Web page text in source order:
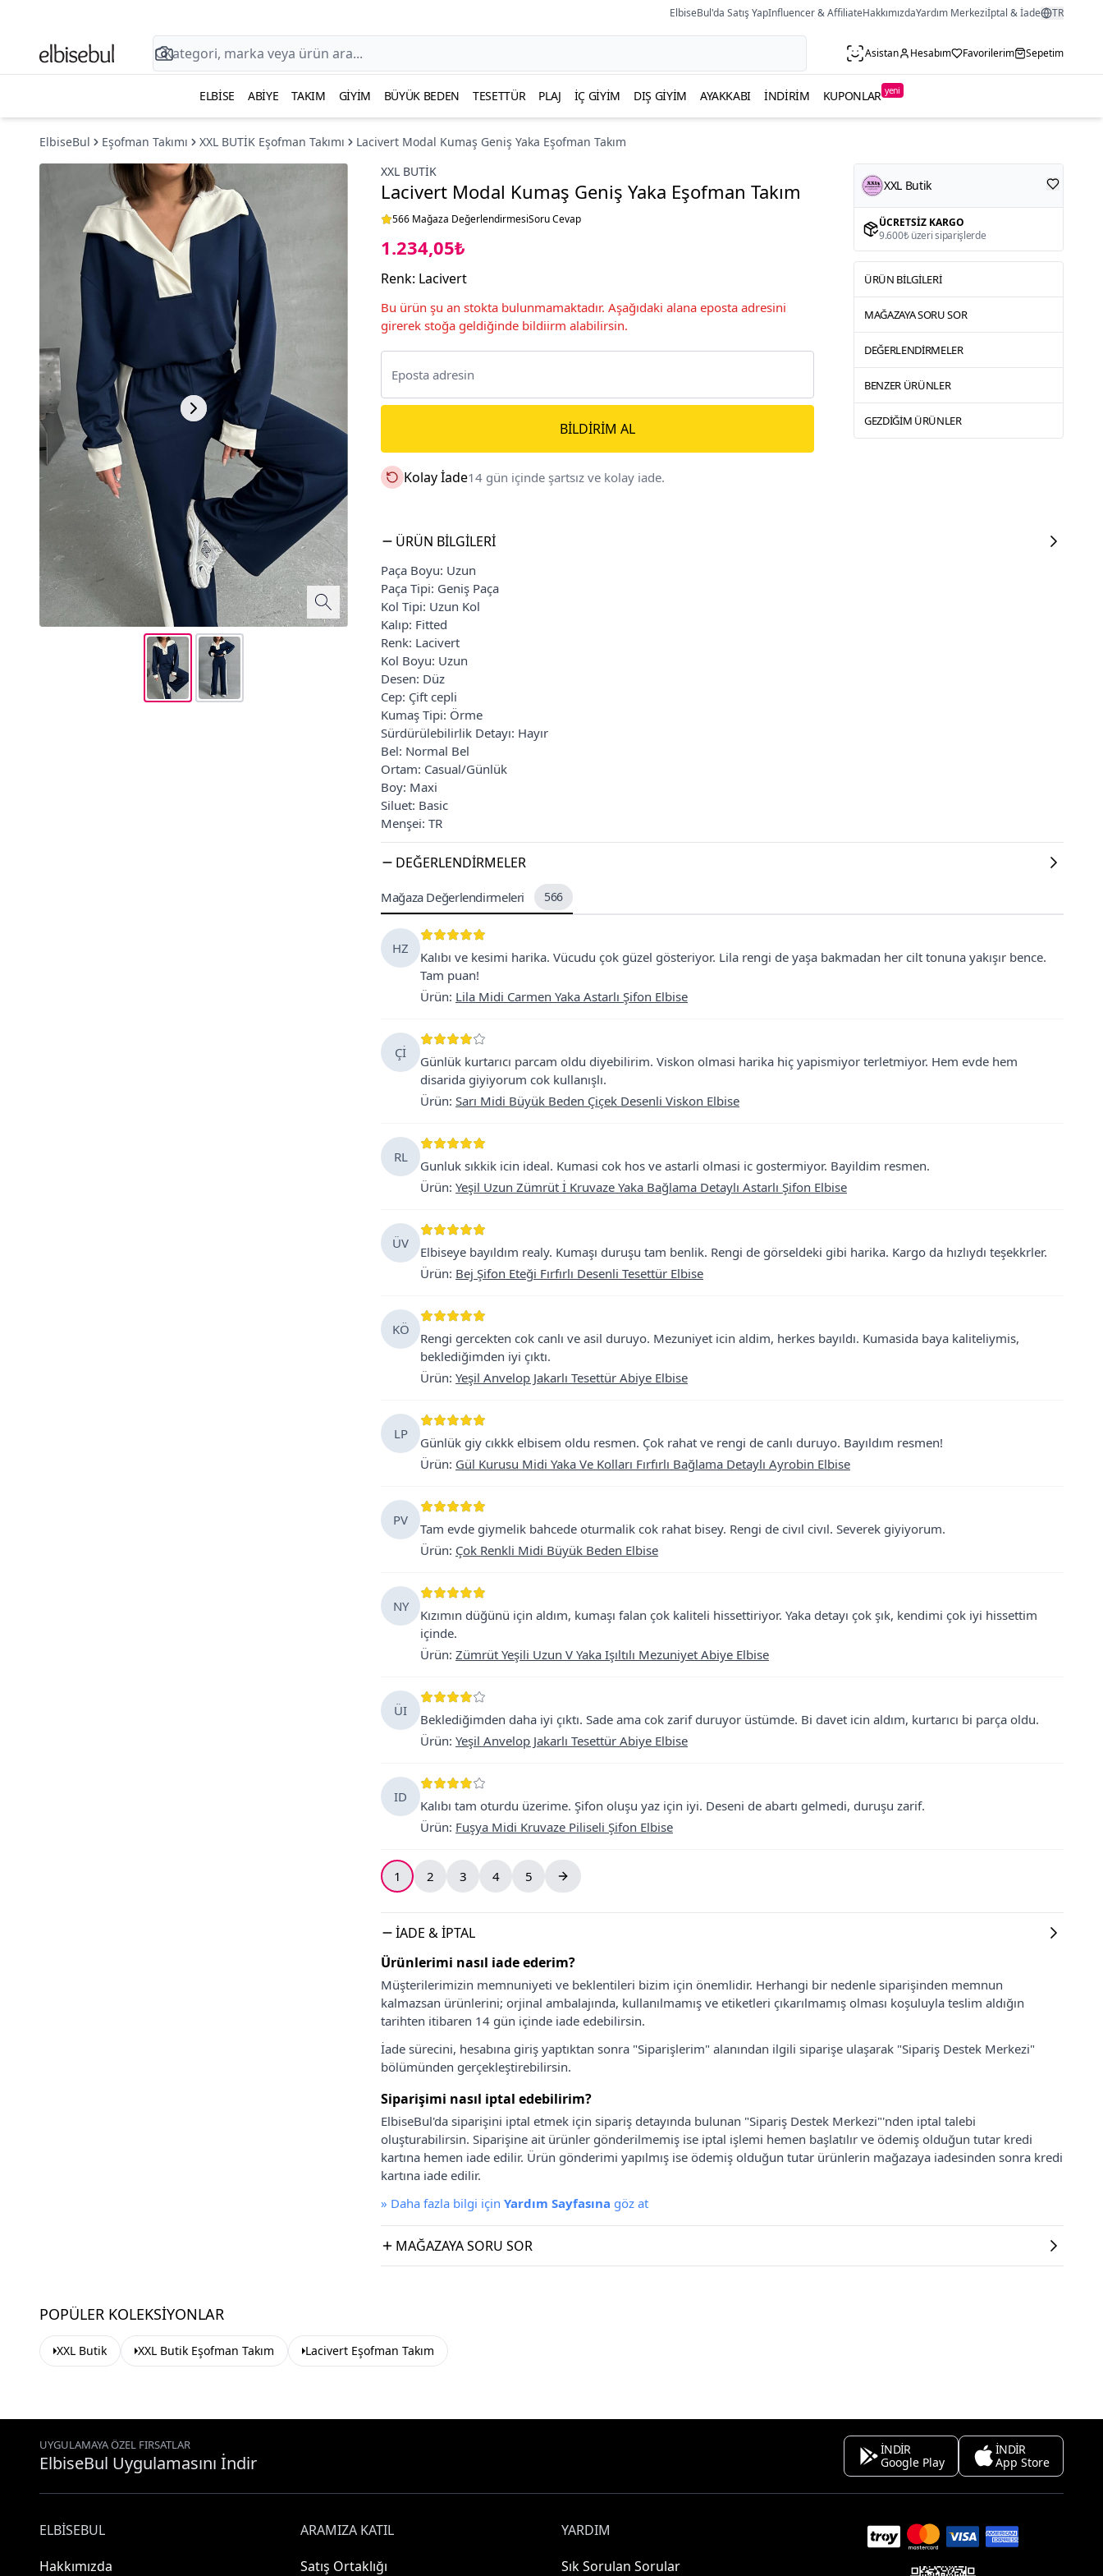
ElbiseBul'da Satış YapInfluencer & AffiliateHakkımızdaYardım Merkeziİptal & İade TR
Asistan Hesabım Favorilerim Sepetim
ELBISE ABIYE TAKIM GIYIM BÜYÜK BEDEN TESETTÜR PLAJ İÇ GIYIM DIŞ GIYIM AYAKKABI İNDIRIM KUPONLAR yeni
ElbiseBul Eşofman Takımı XXL BUTİK Eşofman Takımı
Lacivert Modal Kumaş Geniş Yaka Eşofman Takım
XXL BUTİK
Lacivert Modal Kumaş Geniş Yaka Eşofman Takım
566 Mağaza DeğerlendirmesiSoru Cevap
1.234,05₺
Renk: Lacivert
Bu ürün şu an stokta bulunmamaktadır. Aşağıdaki alana eposta adresini
girerek stoğa geldiğinde bildiirm alabilirsin.
BILDIRIM AL
Kolay İade14 gün içinde şartsız ve kolay iade.
XXL Butik
ÜCRETSIZ KARGO
9.600₺ üzeri siparişlerde
ÜRÜN BILGILERI
MAĞAZAYA SORU SOR
DEĞERLENDIRMELER
BENZER ÜRÜNLER
GEZDIĞIM ÜRÜNLER
ÜRÜN BILGILERI
Paça Boyu: Uzun
Paça Tipi: Geniş Paça
Kol Tipi: Uzun Kol
Kalıp: Fitted
Renk: Lacivert
Kol Boyu: Uzun
Desen: Düz
Cep: Çift cepli
Kumaş Tipi: Örme
Sürdürülebilirlik Detayı: Hayır
Bel: Normal Bel
Ortam: Casual/Günlük
Boy: Maxi
Siluet: Basic
Menşei: TR
DEĞERLENDIRMELER
Mağaza Değerlendirmeleri 566
HZ
Kalıbı ve kesimi harika. Vücudu çok güzel gösteriyor. Lila rengi de yaşa bakmadan her cilt tonuna yakışır bence.
Tam puan!
Ürün: Lila Midi Carmen Yaka Astarlı Şifon Elbise
Çİ
Günlük kurtarıcı parcam oldu diyebilirim. Viskon olmasi harika hiç yapismiyor terletmiyor. Hem evde hem
disarida giyiyorum cok kullanışlı.
Ürün: Sarı Midi Büyük Beden Çiçek Desenli Viskon Elbise
RL
Gunluk sıkkik icin ideal. Kumasi cok hos ve astarli olmasi ic gostermiyor. Bayildim resmen.
Ürün: Yeşil Uzun Zümrüt İ Kruvaze Yaka Bağlama Detaylı Astarlı Şifon Elbise
ÜV
Elbiseye bayıldım realy. Kumaşı duruşu tam benlik. Rengi de görseldeki gibi harika. Kargo da hızlıydı teşekkrler.
Ürün: Bej Şifon Eteği Fırfırlı Desenli Tesettür Elbise
KÖ
Rengi gercekten cok canlı ve asil duruyo. Mezuniyet icin aldim, herkes bayıldı. Kumasida baya kaliteliymis,
beklediğimden iyi çıktı.
Ürün: Yeşil Anvelop Jakarlı Tesettür Abiye Elbise
LP
Günlük giy cıkkk elbisem oldu resmen. Çok rahat ve rengi de canlı duruyo. Bayıldım resmen!
Ürün: Gül Kurusu Midi Yaka Ve Kolları Fırfırlı Bağlama Detaylı Ayrobin Elbise
PV
Tam evde giymelik bahcede oturmalik cok rahat bisey. Rengi de civıl civıl. Severek giyiyorum.
Ürün: Çok Renkli Midi Büyük Beden Elbise
NY
Kızımın düğünü için aldım, kumaşı falan çok kaliteli hissettiriyor. Yaka detayı çok şık, kendimi çok iyi hissettim
içinde.
Ürün: Zümrüt Yeşili Uzun V Yaka Işıltılı Mezuniyet Abiye Elbise
ÜI
Beklediğimden daha iyi çıktı. Sade ama cok zarif duruyor üstümde. Bi davet icin aldım, kurtarıcı bi parça oldu.
Ürün: Yeşil Anvelop Jakarlı Tesettür Abiye Elbise
ID
Kalıbı tam oturdu üzerime. Şifon oluşu yaz için iyi. Deseni de abartı gelmedi, duruşu zarif.
Ürün: Fuşya Midi Kruvaze Piliseli Şifon Elbise
1 2 3 4 5
İADE & İPTAL
Ürünlerimi nasıl iade ederim?
Müşterilerimizin memnuniyeti ve beklentileri bizim için önemlidir. Herhangi bir nedenle siparişinden memnun
kalmazsan ürünlerini; orjinal ambalajında, kullanılmamış ve etiketleri çıkarılmamış olması koşuluyla teslim aldığın
tarihten itibaren 14 gün içinde iade edebilirsin.
İade sürecini, hesabına giriş yaptıktan sonra "Siparişlerim" alanından ilgili siparişe ulaşarak "Sipariş Destek Merkezi"
bölümünden gerçekleştirebilirsin.
Siparişimi nasıl iptal edebilirim?
ElbiseBul'da siparişini iptal etmek için sipariş detayında bulunan "Sipariş Destek Merkezi"'nden iptal talebi
oluşturabilirsin. Siparişine ait ürünler gönderilmemiş ise iptal işlemi hemen başlatılır ve ödemiş olduğun tutar kredi
kartına hemen iade edilir. Ürün gönderimi yapılmış ise ödemiş olduğun tutar ürünlerin mağazaya iadesinden sonra kredi
kartına iade edilir.
» Daha fazla bilgi için Yardım Sayfasına göz at
MAĞAZAYA SORU SOR
POPÜLER KOLEKSIYONLAR
XXL Butik XXL Butik Eşofman Takım Lacivert Eşofman Takım
UYGULAMAYA ÖZEL FIRSATLAR
ElbiseBul Uygulamasını İndir
İNDİR
Google Play
İNDİR
App Store
ELBISEBUL
Hakkımızda
ARAMIZA KATIL
Satış Ortaklığı
YARDIM
Sık Sorulan Sorular